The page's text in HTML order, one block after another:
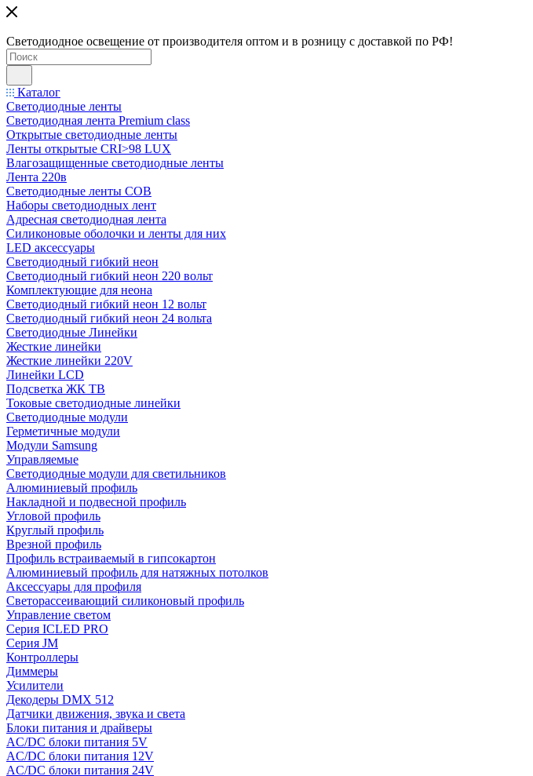
Светодиодное освещение от производителя оптом и в розницу с доставкой по РФ!
Каталог
Светодиодные ленты
Светодиодная лента Premium class
Открытые светодиодные ленты
Ленты открытые CRI>98 LUX
Влагозащищенные светодиодные ленты
Лента 220в
Светодиодные ленты COB
Наборы светодиодных лент
Адресная светодиодная лента
Силиконовые оболочки и ленты для них
LED аксессуары
Светодиодный гибкий неон
Светодиодный гибкий неон 220 вольт
Комплектующие для неона
Светодиодный гибкий неон 12 вольт
Светодиодный гибкий неон 24 вольта
Светодиодные Линейки
Жесткие линейки
Жесткие линейки 220V
Линейки LCD
Подсветка ЖК ТВ
Токовые светодиодные линейки
Светодиодные модули
Герметичные модули
Модули Samsung
Управляемые
Светодиодные модули для светильников
Алюминиевый профиль
Накладной и подвесной профиль
Угловой профиль
Круглый профиль
Врезной профиль
Профиль встраиваемый в гипсокартон
Алюминиевый профиль для натяжных потолков
Аксессуары для профиля
Светорассеивающий силиконовый профиль
Управление светом
Серия ICLED PRO
Серия JM
Контроллеры
Диммеры
Усилители
Декодеры DMX 512
Датчики движения, звука и света
Блоки питания и драйверы
AC/DC блоки питания 5V
AC/DC блоки питания 12V
AC/DC блоки питания 24V